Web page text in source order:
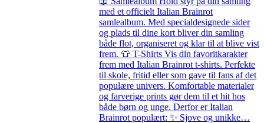
med et officielt Italian Brainrot
samlealbum. Med specialdesignede sider
og plads til dine kort bliver din samling
både flot, organiseret og klar til at blive vist
frem. 👕 T-Shirts Vis din favoritkarakter
frem med Italian Brainrot t-shirts. Perfekte
til skole, fritid eller som gave til fans af det
populære univers. Komfortable materialer
og farverige prints gør dem til et hit hos
både børn og unge. Derfor er Italian
Brainrot populært: ✨ Sjove og unikke…